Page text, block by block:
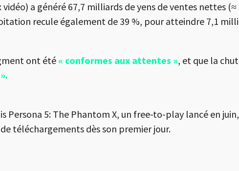
a généré 67,7 milliards de yens de ventes nettes (≈
recule également de 39 %, pour atteindre 7,1
ont été « conformes aux attentes », et que la
Persona 5: The Phantom X, un free-to-play lancé en
téléchargements dès son premier jour.